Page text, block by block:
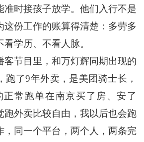
准时接孩子放学。他们入行不是
这份工作的账算得清楚：多劳多
学历、不看人脉。
里，和万灯辉同期出现的
跑了9年外卖，是美团骑士长，
正常跑单在南京买了房、安了
跑外卖比较自由，我以后也会跑
，同一个平台，两个人，两条完